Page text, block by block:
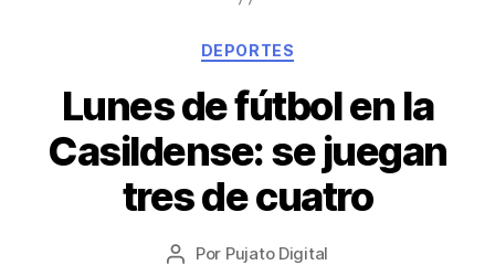
DEPORTES
Lunes de fútbol en la
Casildense: se juegan
tres de cuatro
Por Pujato Digital